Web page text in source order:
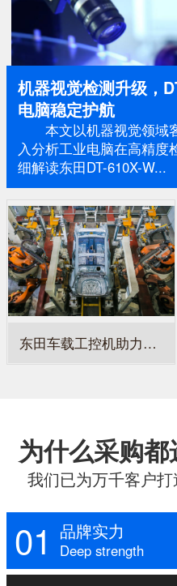
机器视觉检测升级，
电脑稳定护航
本文以机器视觉领域
入分析工业电脑在高精
细解读东田DT-610X-W...
东田车载工控机助力某汽车公司智能化升级，保障车载系统稳定运行
为什么采购都
我们已为万千客户
01 品牌实力
Deep strength